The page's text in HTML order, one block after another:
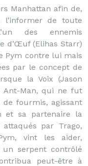
Manhattan afin de,
de toute
des ennemis
d’Œuf (Elihas Starr)
Pym contre lui mais
par le concept de
la Voix (Jason
Ant-Man, qui ne fut
de fourmis, agissant
et sa partenaire la
par Trago,
vint les aider,
serpent contrôlé
peut-être à